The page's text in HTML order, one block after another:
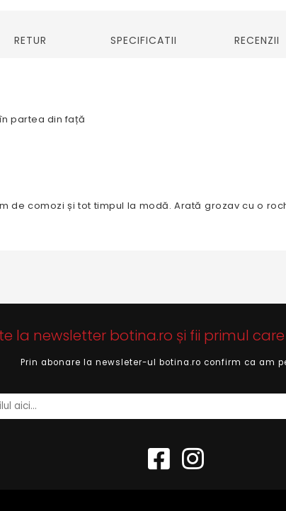
RETUR SPECIFICATII RECENZII
partea din față
de comozi și tot timpul la modă. Arată grozav cu o
la newsletter botina.ro și fii primul
Prin abonare la newsleter-ul botina.ro confirm ca am